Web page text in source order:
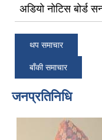
अडियो नोटिस बोर्ड
थप समाचार
बाँकी समाचार
जनप्रतिनिधि